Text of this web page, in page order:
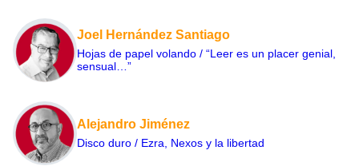
Joel Hernández Santiago
Hojas de papel volando / “Leer es un placer genial,
sensual…”
Alejandro Jiménez
Disco duro / Ezra, Nexos y la libertad